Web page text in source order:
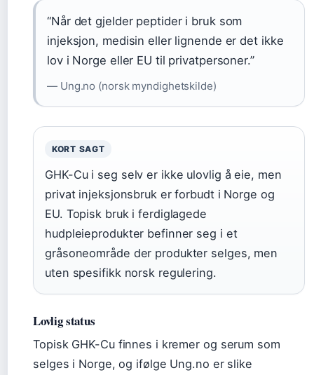
“Når det gjelder peptider i bruk som
injeksjon, medisin eller lignende er det ikke
lov i Norge eller EU til privatpersoner.”
— Ung.no (norsk myndighetskilde)
KORT SAGT
GHK-Cu i seg selv er ikke ulovlig å eie, men
privat injeksjonsbruk er forbudt i Norge og
EU. Topisk bruk i ferdiglagede
hudpleieprodukter befinner seg i et
gråsoneområde der produkter selges, men
uten spesifikk norsk regulering.
Lovlig status
Topisk GHK-Cu finnes i kremer og serum som
selges i Norge, og ifølge Ung.no er slike